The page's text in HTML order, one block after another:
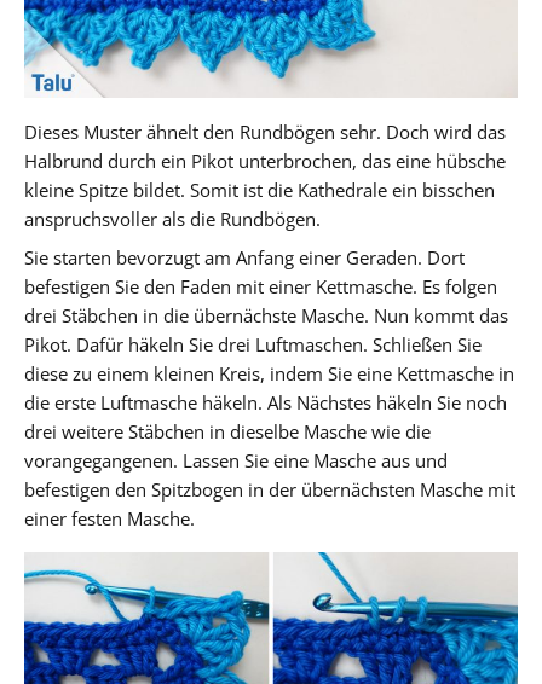
Dieses Muster ähnelt den Rundbögen sehr. Doch wird das
Halbrund durch ein Pikot unterbrochen, das eine hübsche
kleine Spitze bildet. Somit ist die Kathedrale ein bisschen
anspruchsvoller als die Rundbögen.
Sie starten bevorzugt am Anfang einer Geraden. Dort
befestigen Sie den Faden mit einer Kettmasche. Es folgen
drei Stäbchen in die übernächste Masche. Nun kommt das
Pikot. Dafür häkeln Sie drei Luftmaschen. Schließen Sie
diese zu einem kleinen Kreis, indem Sie eine Kettmasche in
die erste Luftmasche häkeln. Als Nächstes häkeln Sie noch
drei weitere Stäbchen in dieselbe Masche wie die
vorangegangenen. Lassen Sie eine Masche aus und
befestigen den Spitzbogen in der übernächsten Masche mit
einer festen Masche.